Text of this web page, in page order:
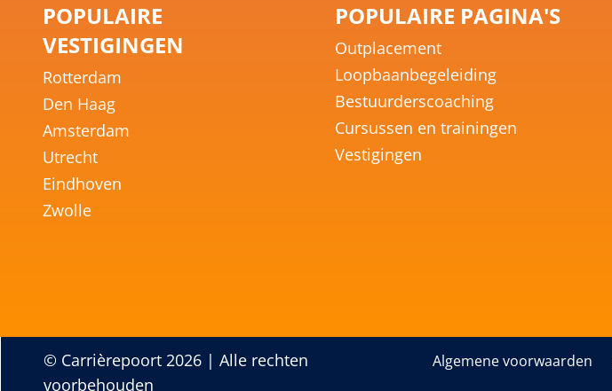
POPULAIRE
VESTIGINGEN
Rotterdam
Den Haag
Amsterdam
Utrecht
Eindhoven
Zwolle
POPULAIRE PAGINA'S
Outplacement
Loopbaanbegeleiding
Bestuurderscoaching
Cursussen en trainingen
Vestigingen
© Carrièrepoort 2026 | Alle rechten
voorbehouden
Algemene voorwaarden